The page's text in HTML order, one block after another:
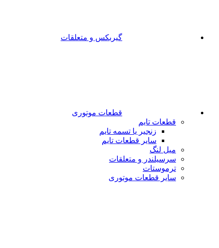
گیربکس و متعلقات
قطعات موتوری
قطعات تایم
زنجیر یا تسمه تایم
سایر قطعات تایم
میل لنگ
سرسیلندر و متعلقات
ترموستات
سایر قطعات موتوری